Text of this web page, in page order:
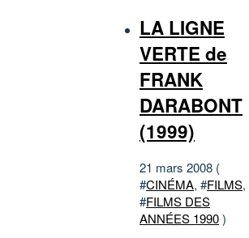
LA LIGNE
VERTE de
FRANK
DARABONT
(1999)
21 mars 2008 (
#CINÉMA, #FILMS,
#FILMS DES
ANNÉES 1990)